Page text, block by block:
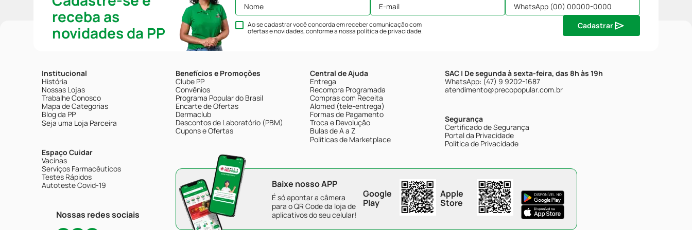
receba as
novidades da PP
Ao se cadastrar você concorda em receber comunicação com
ofertas e novidades, conforme a nossapolítica de privacidade.
Cadastrar
Institucional
História
Nossas Lojas
Trabalhe Conosco
Mapa de Categorias
Blog da PP
Seja uma Loja Parceira
Espaço Cuidar
Vacinas
Serviços Farmacêuticos
Testes Rápidos
Autoteste Covid-19
Nossas redes sociais
Benefícios e Promoções
Clube PP
Convênios
Programa Popular do Brasil
Encarte de Ofertas
Dermaclub
Descontos de Laboratório (PBM)
Cupons e Ofertas
Central de Ajuda
Entrega
Recompra Programada
Compras com Receita
Alomed (tele-entrega)
Formas de Pagamento
Troca e Devolução
Bulas de A a Z
Políticas de Marketplace
SAC | De segunda à sexta-feira, das 8h às 19h
WhatsApp: (47) 9 9202-1687
atendimento@precopopular.com.br
Segurança
Certificado de Segurança
Portal da Privacidade
Política de Privacidade
Baixe nosso APP
É só apontar a câmera
para o QR Code da loja de
aplicativos do seu celular!
Google
Play
Apple
Store